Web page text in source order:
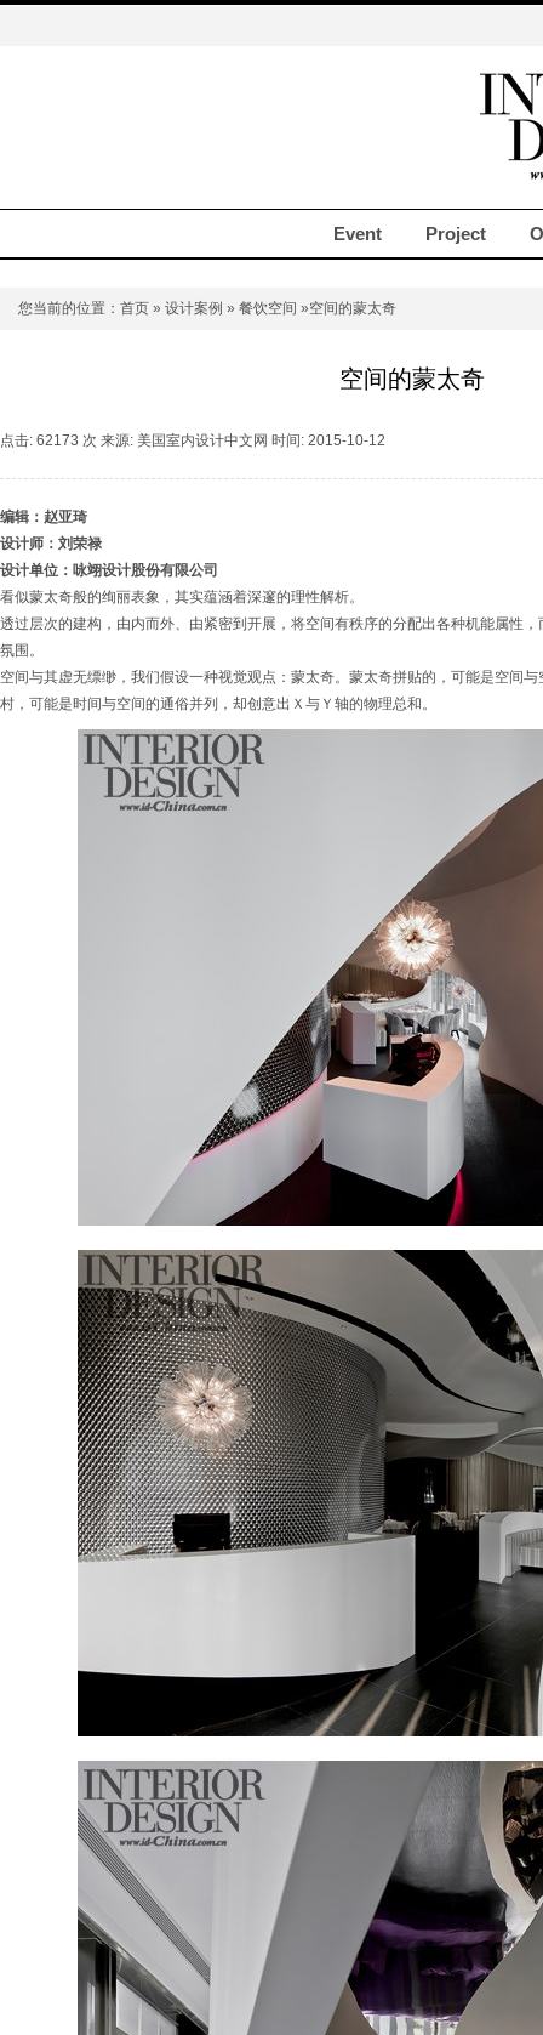
Event Project
您当前的位置： 首页 » 设计案例 » 餐饮空间 »空间的蒙太奇
空间的蒙太奇
点击: 62173 次 来源: 美国室内设计中文网 时间: 2015-10-12
编辑：赵亚琦
设计师：刘荣禄
设计单位 ： 咏翊设计股份有限公司
看似蒙太奇般的绚丽表象，其实蕴涵着深邃的理性解析。
透过层次的建构，由内而外、由紧密到开展，将空间有秩序的分配出各种机能属性
氛围。
空间与其虚无缥缈，我们假设一种视觉观点：蒙太奇。蒙太奇拼贴的，可能是空间
村，可能是时间与空间的通俗并列，却创意出Ｘ与Ｙ轴的物理总和。